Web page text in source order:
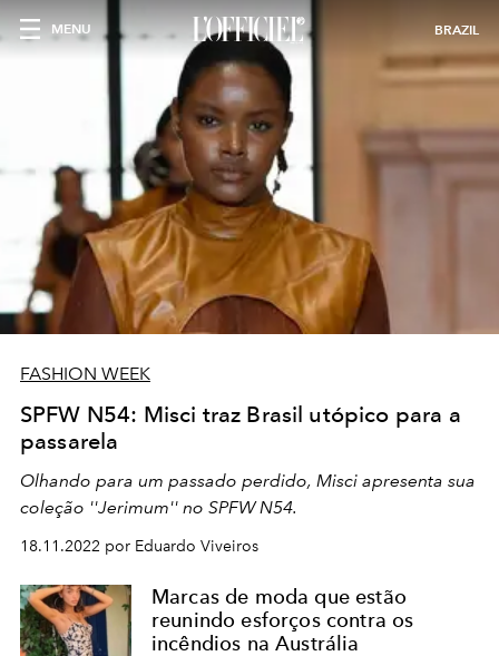
MENU BRAZIL
FASHION WEEK
SPFW N54: Misci traz Brasil utópico para a
passarela
Olhando para um passado perdido, Misci apresenta sua
coleção ''Jerimum'' no SPFW N54.
18.11.2022 por Eduardo Viveiros
Marcas de moda que estão
reunindo esforços contra os
incêndios na Austrália